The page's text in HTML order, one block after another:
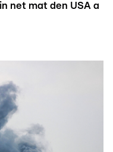
net mat den USA a